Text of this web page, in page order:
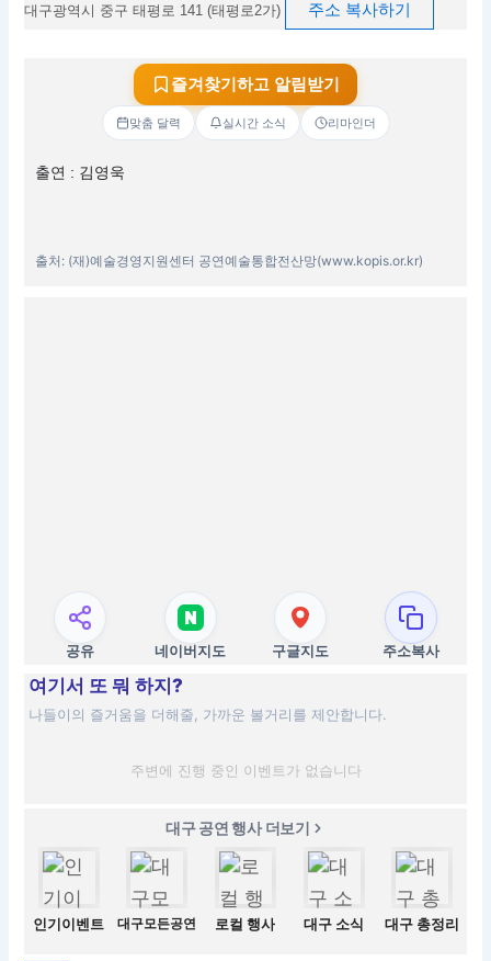
대구광역시 중구 태평로 141 (태평로2가) 주소 복사하기
즐겨찾기하고 알림받기
맞춤 달력 실시간 소식 리마인더
출연 : 김영욱
출처: (재)예술경영지원센터 공연예술통합전산망(www.kopis.or.kr)
공유 네이버지도 구글지도 주소복사
여기서 또 뭐 하지?
나들이의 즐거움을 더해줄, 가까운 볼거리를 제안합니다.
주변에 진행 중인 이벤트가 없습니다
대구 공연 행사 더보기
인기이벤트 대구모든공연 로컬 행사 대구 소식 대구 총정리